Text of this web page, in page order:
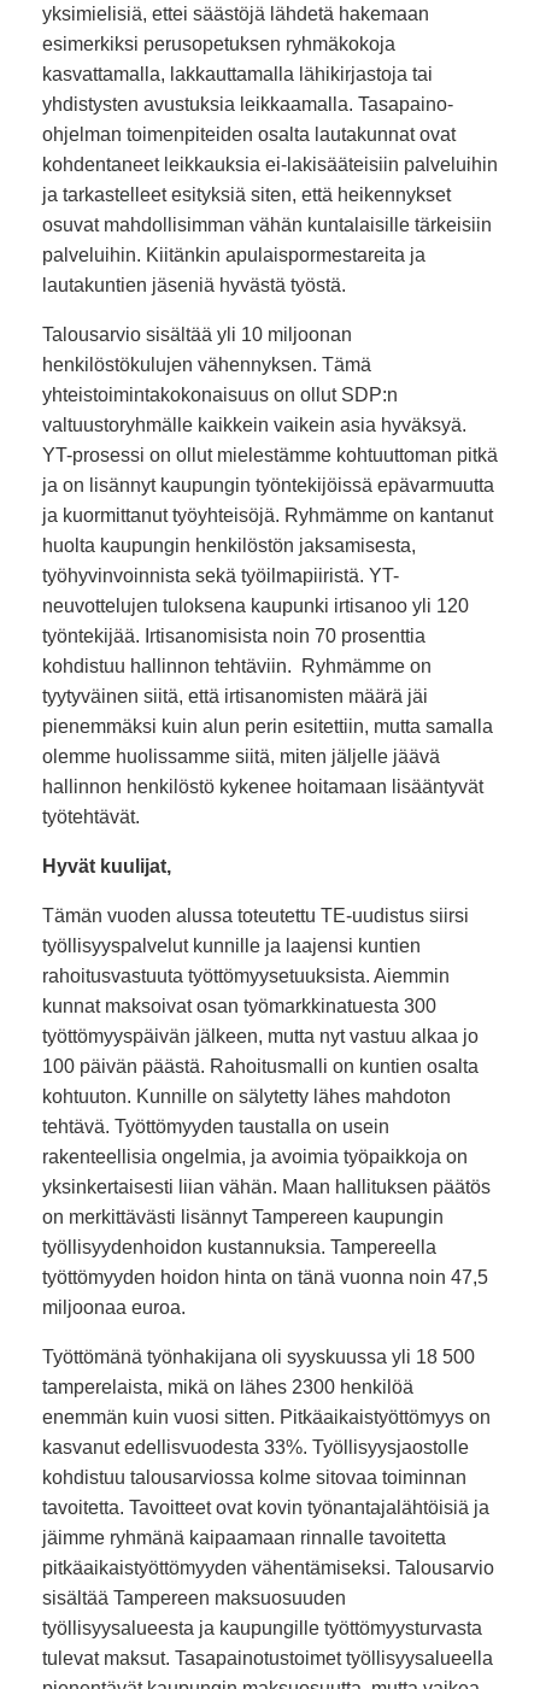
yksimielisiä, ettei säästöjä lähdetä hakemaan
esimerkiksi perusopetuksen ryhmäkokoja
kasvattamalla, lakkauttamalla lähikirjastoja tai
yhdistysten avustuksia leikkaamalla. Tasapaino-
ohjelman toimenpiteiden osalta lautakunnat ovat
kohdentaneet leikkauksia ei-lakisääteisiin palveluihin
ja tarkastelleet esityksiä siten, että heikennykset
osuvat mahdollisimman vähän kuntalaisille tärkeisiin
palveluihin. Kiitänkin apulaispormestareita ja
lautakuntien jäseniä hyvästä työstä.
Talousarvio sisältää yli 10 miljoonan
henkilöstökulujen vähennyksen. Tämä
yhteistoimintakokonaisuus on ollut SDP:n
valtuustoryhmälle kaikkein vaikein asia hyväksyä.
YT-prosessi on ollut mielestämme kohtuuttoman pitkä
ja on lisännyt kaupungin työntekijöissä epävarmuutta
ja kuormittanut työyhteisöjä. Ryhmämme on kantanut
huolta kaupungin henkilöstön jaksamisesta,
työhyvinvoinnista sekä työilmapiiristä. YT-
neuvottelujen tuloksena kaupunki irtisanoo yli 120
työntekijää. Irtisanomisista noin 70 prosenttia
kohdistuu hallinnon tehtäviin. Ryhmämme on
tyytyväinen siitä, että irtisanomisten määrä jäi
pienemmäksi kuin alun perin esitettiin, mutta samalla
olemme huolissamme siitä, miten jäljelle jäävä
hallinnon henkilöstö kykenee hoitamaan lisääntyvät
työtehtävät.
Hyvät kuulijat,
Tämän vuoden alussa toteutettu TE-uudistus siirsi
työllisyyspalvelut kunnille ja laajensi kuntien
rahoitusvastuuta työttömyysetuuksista. Aiemmin
kunnat maksoivat osan työmarkkinatuesta 300
työttömyyspäivän jälkeen, mutta nyt vastuu alkaa jo
100 päivän päästä. Rahoitusmalli on kuntien osalta
kohtuuton. Kunnille on sälytetty lähes mahdoton
tehtävä. Työttömyyden taustalla on usein
rakenteellisia ongelmia, ja avoimia työpaikkoja on
yksinkertaisesti liian vähän. Maan hallituksen päätös
on merkittävästi lisännyt Tampereen kaupungin
työllisyydenhoidon kustannuksia. Tampereella
työttömyyden hoidon hinta on tänä vuonna noin 47,5
miljoonaa euroa.
Työttömänä työnhakijana oli syyskuussa yli 18 500
tamperelaista, mikä on lähes 2300 henkilöä
enemmän kuin vuosi sitten. Pitkäaikaistyöttömyys on
kasvanut edellisvuodesta 33%. Työllisyysjaostolle
kohdistuu talousarviossa kolme sitovaa toiminnan
tavoitetta. Tavoitteet ovat kovin työnantajalähtöisiä ja
jäimme ryhmänä kaipaamaan rinnalle tavoitetta
pitkäaikaistyöttömyyden vähentämiseksi. Talousarvio
sisältää Tampereen maksuosuuden
työllisyysalueesta ja kaupungille työttömyysturvasta
tulevat maksut. Tasapainotustoimet työllisyysalueella